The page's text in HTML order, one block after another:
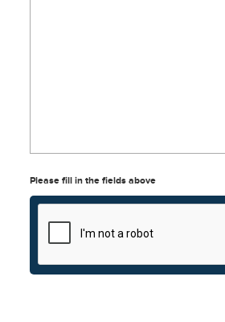
Please fill in the fields above